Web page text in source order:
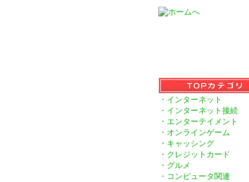
・インターネット
・インターネット接続
・エンターテイメント
・オンラインゲーム
・キャッシング
・クレジットカード
・グルメ
・コンピュータ関連